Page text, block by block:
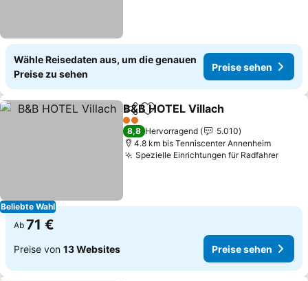
Wähle Reisedaten aus, um die genauen
Preise zu sehen
Preise sehen
Beliebte Wahl
TeilenZu Favoriten hinzufügen
B&B HOTEL Villach
2 Sterne
8,8 Hervorragend
5.010
4.8 km bis Tenniscenter Annenheim
Spezielle Einrichtungen für Radfahrer
Ab 71 €
Preise von 13 Websites Preise sehen